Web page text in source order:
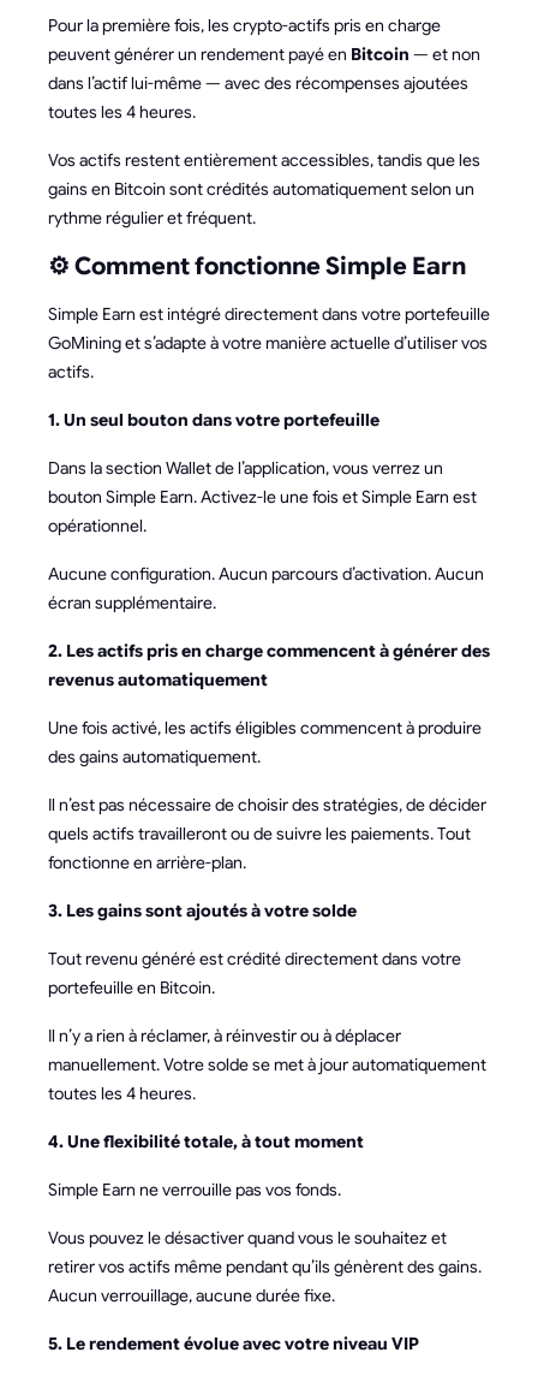
Pour la première fois, les crypto-actifs pris en charge
peuvent générer un rendement payé en Bitcoin — et non
dans l’actif lui-même — avec des récompenses ajoutées
toutes les 4 heures.
Vos actifs restent entièrement accessibles, tandis que les
gains en Bitcoin sont crédités automatiquement selon un
rythme régulier et fréquent.
⚙️ Comment fonctionne Simple Earn
Simple Earn est intégré directement dans votre portefeuille
GoMining et s’adapte à votre manière actuelle d’utiliser vos
actifs.
1. Un seul bouton dans votre portefeuille
Dans la section Wallet de l’application, vous verrez un
bouton Simple Earn. Activez-le une fois et Simple Earn est
opérationnel.
Aucune configuration. Aucun parcours d’activation. Aucun
écran supplémentaire.
2. Les actifs pris en charge commencent à générer des
revenus automatiquement
Une fois activé, les actifs éligibles commencent à produire
des gains automatiquement.
Il n’est pas nécessaire de choisir des stratégies, de décider
quels actifs travailleront ou de suivre les paiements. Tout
fonctionne en arrière-plan.
3. Les gains sont ajoutés à votre solde
Tout revenu généré est crédité directement dans votre
portefeuille en Bitcoin.
Il n’y a rien à réclamer, à réinvestir ou à déplacer
manuellement. Votre solde se met à jour automatiquement
toutes les 4 heures.
4. Une flexibilité totale, à tout moment
Simple Earn ne verrouille pas vos fonds.
Vous pouvez le désactiver quand vous le souhaitez et
retirer vos actifs même pendant qu’ils génèrent des gains.
Aucun verrouillage, aucune durée fixe.
5. Le rendement évolue avec votre niveau VIP